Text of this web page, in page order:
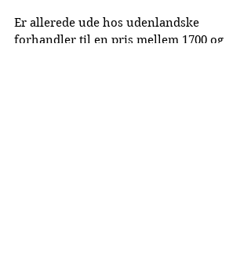
Er allerede ude hos udenlandske
forhandler til en pris mellem 1700 og